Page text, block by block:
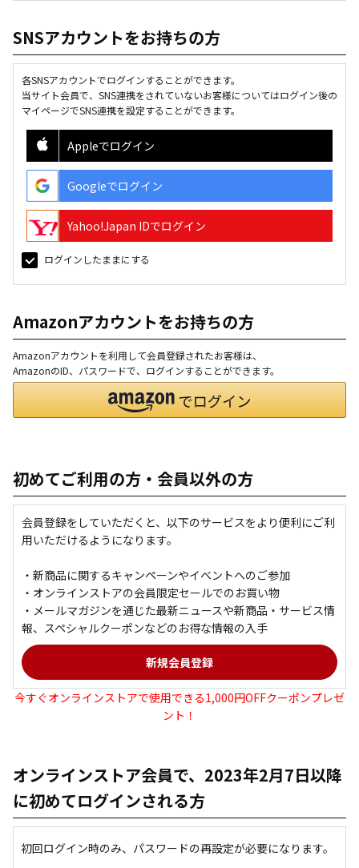
SNSアカウントをお持ちの方
各SNSアカウントでログインすることができます。
当サイト会員で、SNS連携をされていないお客様についてはログイン後の
マイページでSNS連携を設定することができます。
Appleでログイン
Googleでログイン
Yahoo!Japan IDでログイン
ログインしたままにする
Amazonアカウントをお持ちの方
Amazonアカウントを利用して会員登録されたお客様は、
AmazonのID、パスワードで、ログインすることができます。
初めてご利用の方・会員以外の方
会員登録をしていただくと、以下のサービスをより便利にご利
用いただけるようになります。
・新商品に関するキャンペーンやイベントへのご参加
・オンラインストアの会員限定セールでのお買い物
・メールマガジンを通じた最新ニュースや新商品・サービス情
報、スペシャルクーポンなどのお得な情報の入手
今すぐオンラインストアで使用できる1,000円OFFクーポンプレゼ
ント！
オンラインストア会員で、2023年2月7日以降
に初めてログインされる方
初回ログイン時のみ、パスワードの再設定が必要になります。